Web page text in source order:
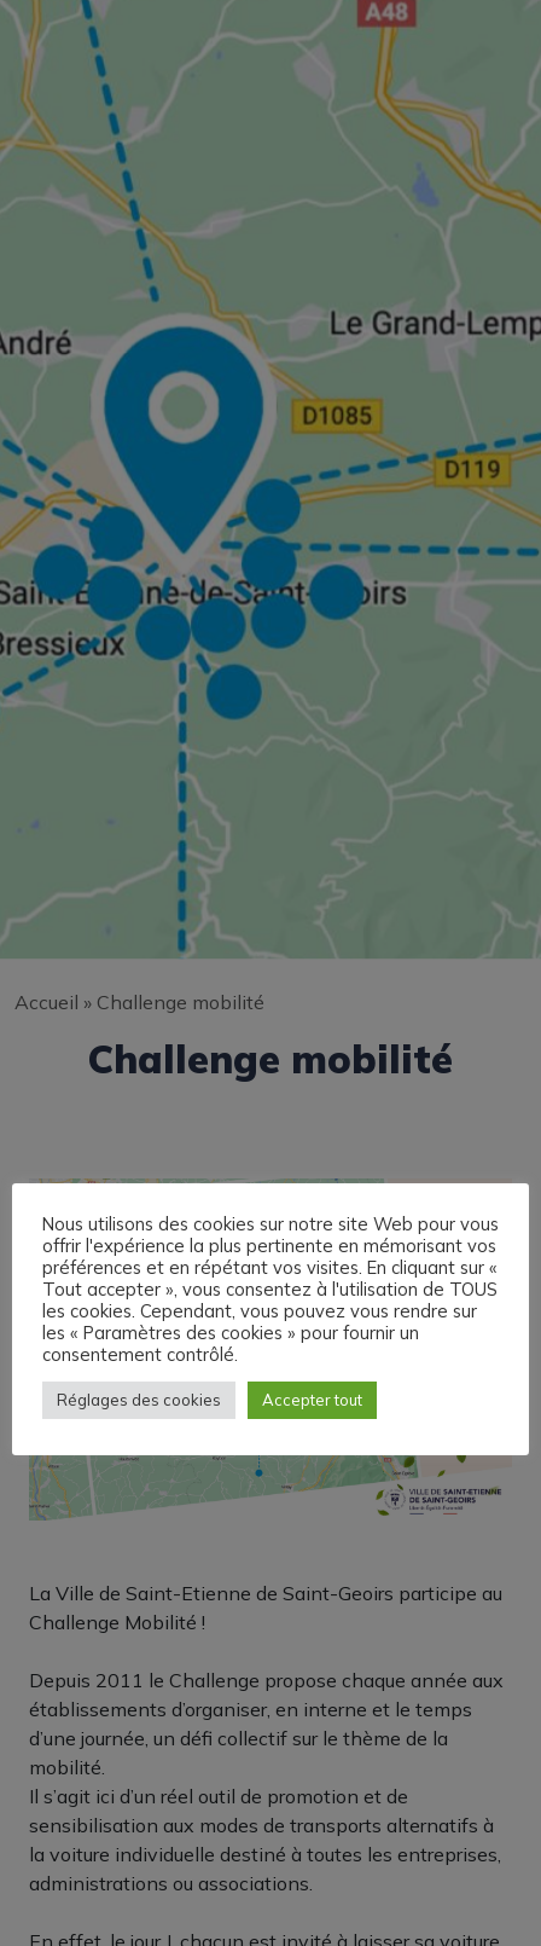
Accueil » Challenge mobilité
Challenge mobilité
La Ville de Saint-Etienne de Saint-Geoirs participe au
Challenge Mobilité !
Depuis 2011 le Challenge propose chaque année aux
établissements d’organiser, en interne et le temps
d’une journée, un défi collectif sur le thème de la
mobilité.
Il s’agit ici d’un réel outil de promotion et de
sensibilisation aux modes de transports alternatifs à
la voiture individuelle destiné à toutes les entreprises,
administrations ou associations.
En effet, le jour J, chacun est invité à laisser sa voiture
Nous utilisons des cookies sur notre site Web pour vous
offrir l'expérience la plus pertinente en mémorisant vos
préférences et en répétant vos visites. En cliquant sur «
Tout accepter », vous consentez à l'utilisation de TOUS
les cookies. Cependant, vous pouvez vous rendre sur
les « Paramètres des cookies » pour fournir un
consentement contrôlé.
Réglages des cookies Accepter tout